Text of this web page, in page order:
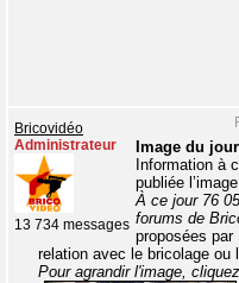
Bricovidéo
Administrateur
13 734 messages
Image du
Information à
publiée
À ce jour 76
forums de
proposées
relation avec le bricolage
Pour agrandir l'image,